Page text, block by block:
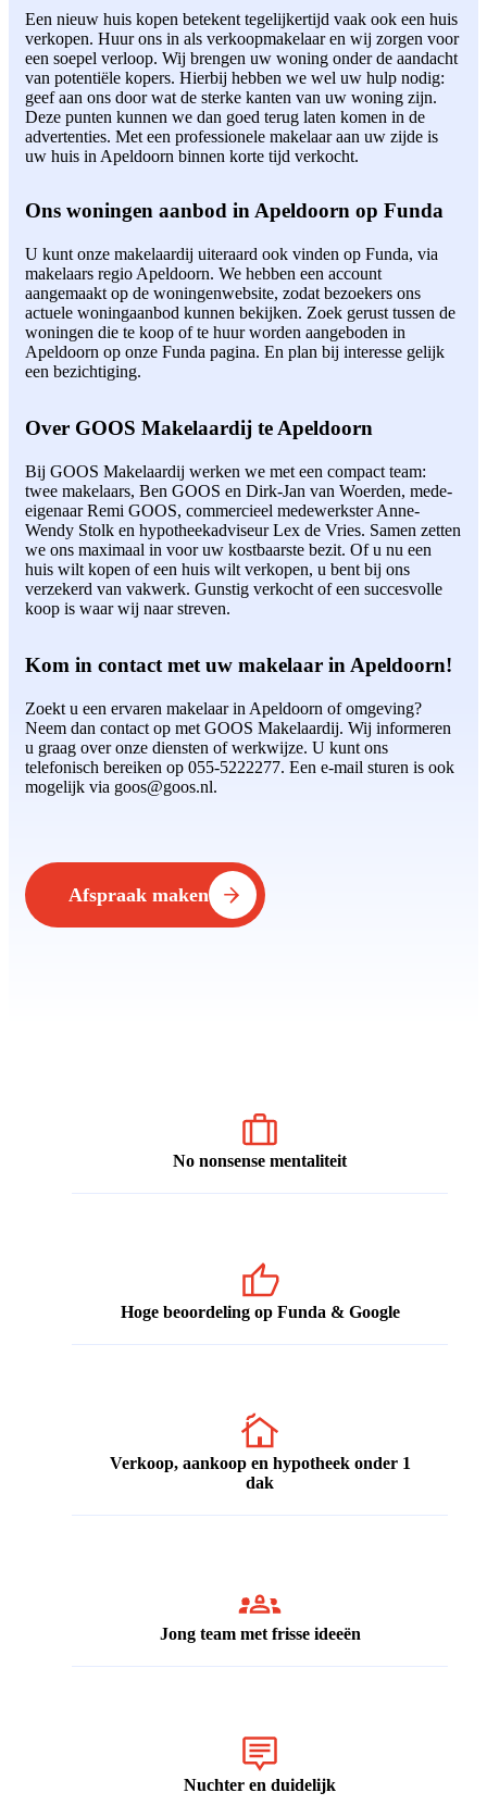
Een nieuw huis kopen betekent tegelijkertijd vaak ook een huis
verkopen. Huur ons in als verkoopmakelaar en wij zorgen voor
een soepel verloop. Wij brengen uw woning onder de aandacht
van potentiële kopers. Hierbij hebben we wel uw hulp nodig:
geef aan ons door wat de sterke kanten van uw woning zijn.
Deze punten kunnen we dan goed terug laten komen in de
advertenties. Met een professionele makelaar aan uw zijde is
uw huis in Apeldoorn binnen korte tijd verkocht.
Ons woningen aanbod in Apeldoorn op Funda
U kunt onze makelaardij uiteraard ook vinden op Funda, via
makelaars regio Apeldoorn. We hebben een account
aangemaakt op de woningenwebsite, zodat bezoekers ons
actuele woningaanbod kunnen bekijken. Zoek gerust tussen de
woningen die te koop of te huur worden aangeboden in
Apeldoorn op onze Funda pagina. En plan bij interesse gelijk
een bezichtiging.
Over GOOS Makelaardij te Apeldoorn
Bij GOOS Makelaardij werken we met een compact team:
twee makelaars, Ben GOOS en Dirk-Jan van Woerden, mede-
eigenaar Remi GOOS, commercieel medewerkster Anne-
Wendy Stolk en hypotheekadviseur Lex de Vries. Samen zetten
we ons maximaal in voor uw kostbaarste bezit. Of u nu een
huis wilt kopen of een huis wilt verkopen, u bent bij ons
verzekerd van vakwerk. Gunstig verkocht of een succesvolle
koop is waar wij naar streven.
Kom in contact met uw makelaar in Apeldoorn!
Zoekt u een ervaren makelaar in Apeldoorn of omgeving?
Neem dan contact op met GOOS Makelaardij. Wij informeren
u graag over onze diensten of werkwijze. U kunt ons
telefonisch bereiken op 055-5222277. Een e-mail sturen is ook
mogelijk via goos@goos.nl.
Afspraak maken
No nonsense mentaliteit
Hoge beoordeling op Funda & Google
Verkoop, aankoop en hypotheek onder 1
dak
Jong team met frisse ideeën
Nuchter en duidelijk